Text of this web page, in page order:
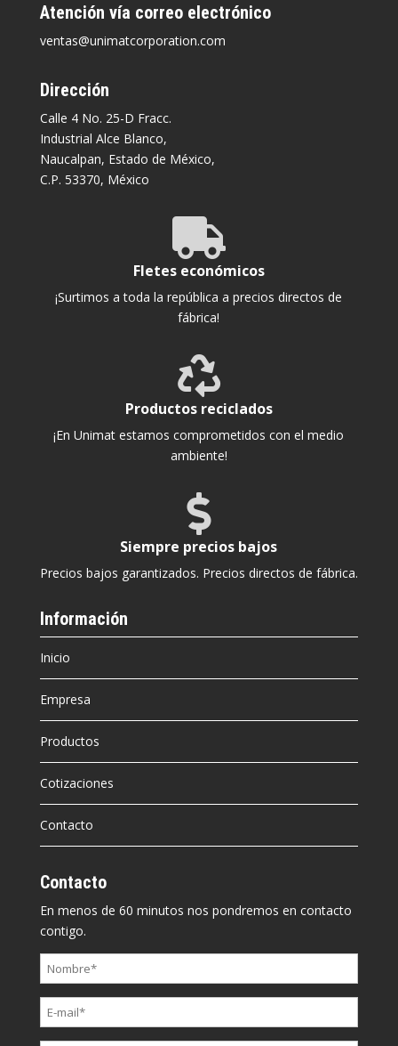
Atención vía correo electrónico
ventas@unimatcorporation.com
Dirección
Calle 4 No. 25-D Fracc.
Industrial Alce Blanco,
Naucalpan, Estado de México,
C.P. 53370, México

Fletes económicos
¡Surtimos a toda la república a precios directos de
fábrica!

Productos reciclados
¡En Unimat estamos comprometidos con el medio
ambiente!

Siempre precios bajos
Precios bajos garantizados. Precios directos de fábrica.
Información
Inicio
Empresa
Productos
Cotizaciones
Contacto
Contacto
En menos de 60 minutos nos pondremos en contacto
contigo.